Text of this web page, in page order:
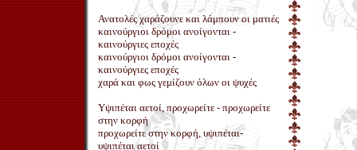
Ανατολές χαράζουνε και λάμπουν οι ματιές
καινούργιοι δρόμοι ανοίγονται -
καινούργιες εποχές
καινούργιοι δρόμοι ανοίγονται -
καινούργιες εποχές
χαρά και φως γεμίζουν όλων οι ψυχές
Υψιπέται αετοί, προχωρείτε - προχωρείτε
στην κορφή
προχωρείτε στην κορφή, υψιπέται-
υψιπέται αετοί